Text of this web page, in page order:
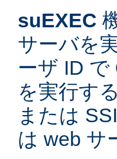
suEXEC
サーバを
ーザ ID で
を実行す
または
は web サ